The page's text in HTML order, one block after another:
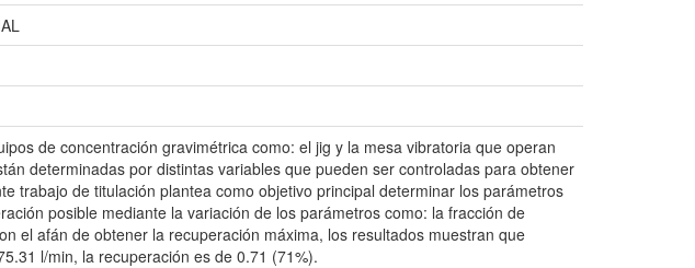
de concentración gravimétrica como: el jig y la mesa vibratoria que operan
determinadas por distintas variables que pueden ser controladas para obtener
trabajo de titulación plantea como objetivo principal determinar los parámetros
posible mediante la variación de los parámetros como: la fracción de
el afán de obtener la recuperación máxima, los resultados muestran que
l/min, la recuperación es de 0.71 (71%).